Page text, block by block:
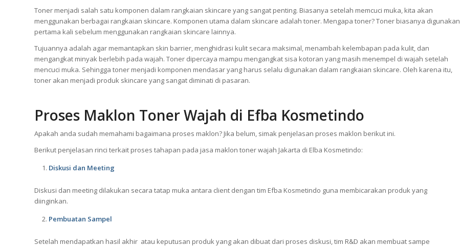
Toner menjadi salah satu komponen dalam rangkaian skincare yang sangat penting. Biasanya setelah memcuci muka, kita akan
menggunakan berbagai rangkaian skincare. Komponen utama dalam skincare adalah toner. Mengapa toner? Toner biasanya digunakan
pertama kali sebelum menggunakan rangkaian skincare lainnya.
Tujuannya adalah agar memantapkan skin barrier, menghidrasi kulit secara maksimal, menambah kelembapan pada kulit, dan
mengangkat minyak berlebih pada wajah. Toner dipercaya mampu mengangkat sisa kotoran yang masih menempel di wajah setelah
mencuci muka. Sehingga toner menjadi komponen mendasar yang harus selalu digunakan dalam rangkaian skincare. Oleh karena itu,
toner akan menjadi produk skincare yang sangat diminati di pasaran.
Proses Maklon Toner Wajah di Efba Kosmetindo
Apakah anda sudah memahami bagaimana proses maklon? Jika belum, simak penjelasan proses maklon berikut ini.
Berikut penjelasan rinci terkait proses tahapan pada jasa maklon toner wajah Jakarta di Elba Kosmetindo:
Diskusi dan Meeting
Diskusi dan meeting dilakukan secara tatap muka antara client dengan tim Efba Kosmetindo guna membicarakan produk yang
diinginkan.
Pembuatan Sampel
Setelah mendapatkan hasil akhir atau keputusan produk yang akan dibuat dari proses diskusi, tim R&D akan membuat sampe